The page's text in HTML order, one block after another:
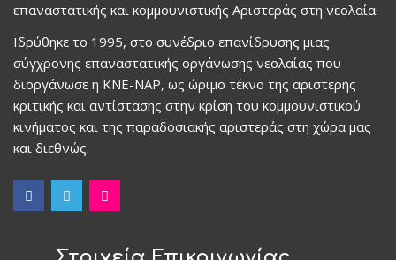
επαναστατικής και κομμουνιστικής Αριστεράς στη νεολαία.
Ιδρύθηκε το 1995, στο συνέδριο επανίδρυσης μιας
σύγχρονης επαναστατικής οργάνωσης νεολαίας που
διοργάνωσε η ΚΝΕ-ΝΑΡ, ως ώριμο τέκνο της αριστερής
κριτικής και αντίστασης στην κρίση του κομμουνιστικού
κινήματος και της παραδοσιακής αριστεράς στη χώρα μας
και διεθνώς.